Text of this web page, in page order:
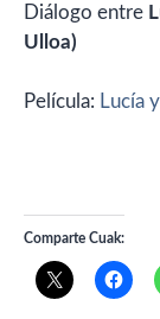
Diálogo entre
Ulloa)
Película: Lucía
Comparte Cuak: